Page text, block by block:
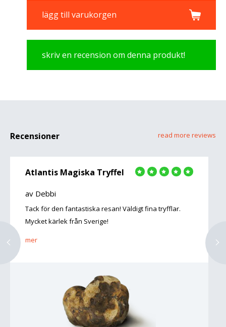
lägg till varukorgen
skriv en recension om denna produkt!
Recensioner read more reviews
Atlantis Magiska Tryffel
av Debbi
Tack för den fantastiska resan! Väldigt fina tryfflar.
Mycket kärlek från Sverige!
mer